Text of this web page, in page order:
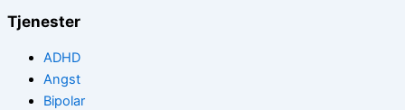
Tjenester
ADHD
Angst
Bipolar